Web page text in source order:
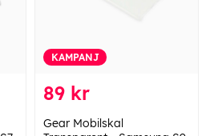
KAMPANJ
89 kr
Gear Mobilskal